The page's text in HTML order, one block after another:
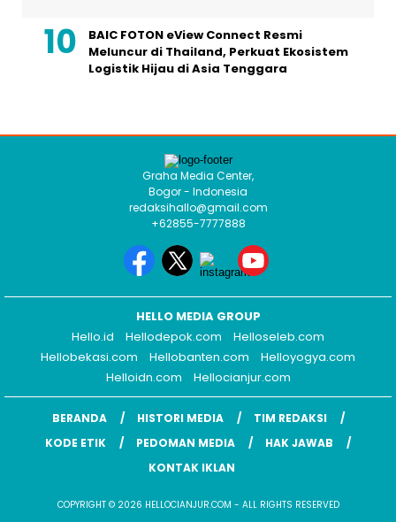
BAIC FOTON eView Connect Resmi
Meluncur di Thailand, Perkuat Ekosistem
Logistik Hijau di Asia Tenggara
Graha Media Center,
Bogor - Indonesia
redaksihallo@gmail.com
+62855-7777888
HELLO MEDIA GROUP
Hello.id
Hellodepok.com
Helloseleb.com
Hellobekasi.com
Hellobanten.com
Helloyogya.com
Helloidn.com
Hellocianjur.com
BERANDA HISTORI MEDIA
TIM REDAKSI
KODE ETIK
PEDOMAN MEDIA
HAK JAWAB
KONTAK IKLAN
COPYRIGHT © 2026 HELLOCIANJUR.COM - ALL RIGHTS RESERVED